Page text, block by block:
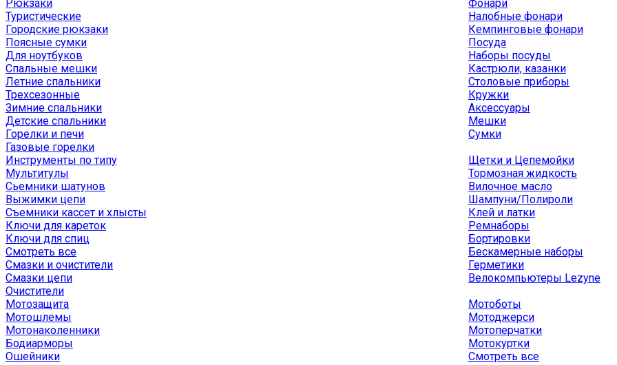
Рюкзаки
Туристические
Городские рюкзаки
Поясные сумки
Для ноутбуков
Спальные мешки
Летние спальники
Трехсезонные
Зимние спальники
Детские спальники
Горелки и печи
Газовые горелки
Фонари
Налобные фонари
Кемпинговые фонари
Посуда
Наборы посуды
Кастрюли, казанки
Столовые приборы
Кружки
Аксессуары
Мешки
Сумки
Инструменты по типу
Мультитулы
Сьемники шатунов
Выжимки цепи
Съемники кассет и хлысты
Ключи для кареток
Ключи для спиц
Смотреть все
Смазки и очистители
Смазки цепи
Очистители
Щетки и Цепемойки
Тормозная жидкость
Вилочное масло
Шампуни/Полироли
Клей и латки
Ремнаборы
Бортировки
Бескамерные наборы
Герметики
Велокомпьютеры Lezyne
Мотозащита
Мотошлемы
Мотонаколенники
Бодиарморы
Ошейники
Мотоботы
Мотоджерси
Мотоперчатки
Мотокуртки
Смотреть все